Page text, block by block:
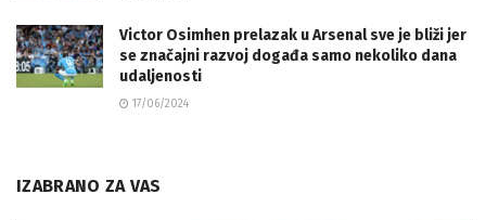
Victor Osimhen prelazak u Arsenal sve je bliži jer
se značajni razvoj događa samo nekoliko dana
udaljenosti
17/06/2024
IZABRANO ZA VAS